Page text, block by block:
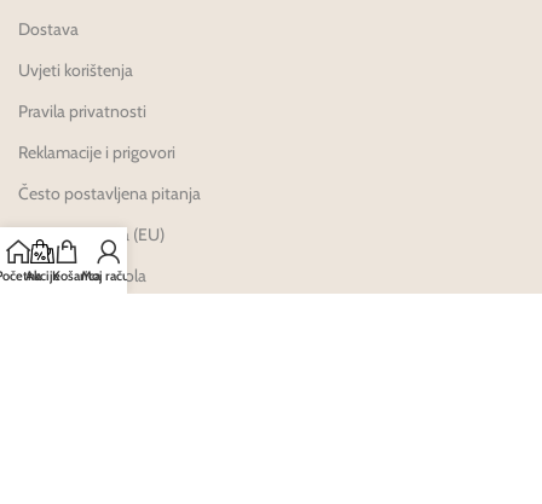
Dostava
Uvjeti korištenja
Pravila privatnosti
Reklamacije i prigovori
Često postavljena pitanja
Politika kolačića (EU)
HALMED dozvola
AkcijeKošaricaMoj račun